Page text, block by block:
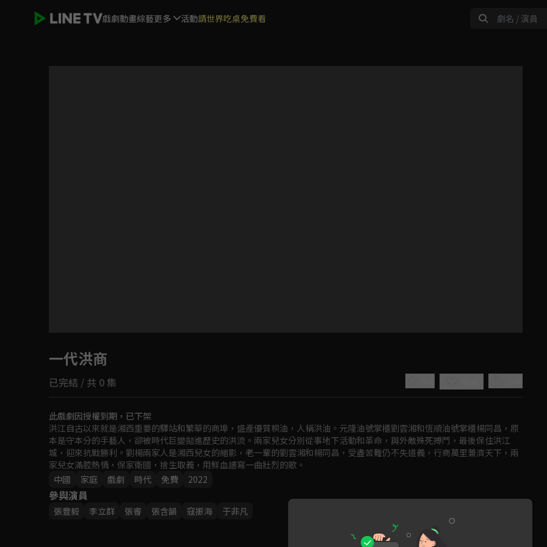
戲劇動畫綜藝更多 活動請世界吃桌免費看
如有不便請見諒
一代洪商
已完結 / 共 0 集
此戲劇因授權到期，已下架
洪江自古以來就是湘西重要的驛站和繁華的商埠，盛產優質桐油，人稱洪油。元隆油號掌櫃劉雲湘和恆順油號掌櫃楊同昌，原
本是守本分的手藝人，卻被時代巨變拋進歷史的洪流。兩家兒女分別從事地下活動和革命，與外敵殊死搏鬥，最後保住洪江
城，迎來抗戰勝利。劉楊兩家人是湘西兒女的縮影，老一輩的劉雲湘和楊同昌，受盡苦難仍不失道義，行商萬里兼濟天下，兩
家兒女滿腔熱情，保家衛國，捨生取義，用鮮血譜寫一曲壯烈的歌。
中國
家庭 戲劇 時代 免費 2022
參與演員
張豐毅 李立群 張睿 張含韻 寇振海 于非凡